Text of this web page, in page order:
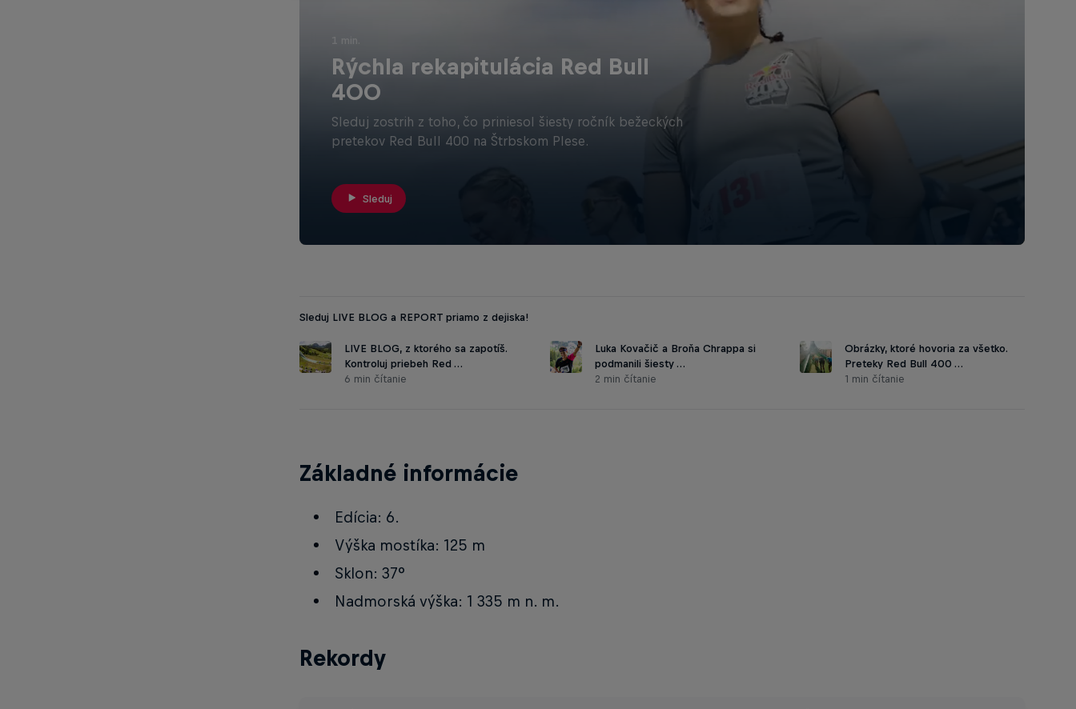
Rýchla rekapitulácia Red Bull
400
Sleduj zostrih z toho, čo priniesol šiesty ročník bežeckých
pretekov Red Bull 400 na Štrbskom Plese.
Sleduj
Sleduj LIVE BLOG a REPORT priamo z dejiska!
LIVE BLOG, z ktorého sa zapotíš.
Kontroluj priebeh Red …
6 min čítanie
Luka Kovačič a Broňa Chrappa si
podmanili šiesty …
2 min čítanie
Obrázky, ktoré hovoria za všetko.
Preteky Red Bull 400 …
1 min čítanie
Základné informácie
Edícia: 6.
Výška mostíka: 125 m
Sklon: 37°
Nadmorská výška: 1 335 m n. m.
Rekordy